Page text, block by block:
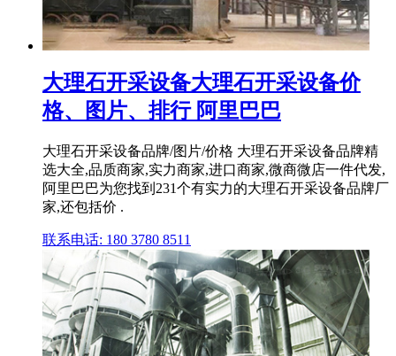
大理石开采设备大理石开采设备价
格、图片、排行 阿里巴巴
大理石开采设备品牌/图片/价格 大理石开采设备品牌精
选大全,品质商家,实力商家,进口商家,微商微店一件代发,
阿里巴巴为您找到231个有实力的大理石开采设备品牌厂
家,还包括价 .
联系电话: 180 3780 8511